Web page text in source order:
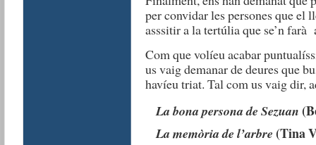
per convidar les persones que
asssitir a la tertúlia que se’n
Com que volíeu acabar
us vaig demanar de deures que
havíeu triat. Tal com us vaig dir,
La bona persona de Sezuan
La memòria de l’arbre (Tina